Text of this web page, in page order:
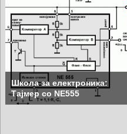
Школа за електроника:
Тајмер со NE555